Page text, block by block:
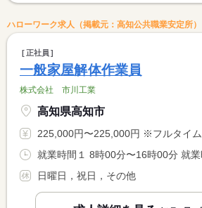
ハローワーク求人（掲載元：高知公共職業安定所）
正社員
一般家屋解体作業員
株式会社 市川工業
高知県高知市
225,000円〜225,000円 ※フルタイム求人の場合は月額（換算額）、パート求人
日曜日，祝日，その他